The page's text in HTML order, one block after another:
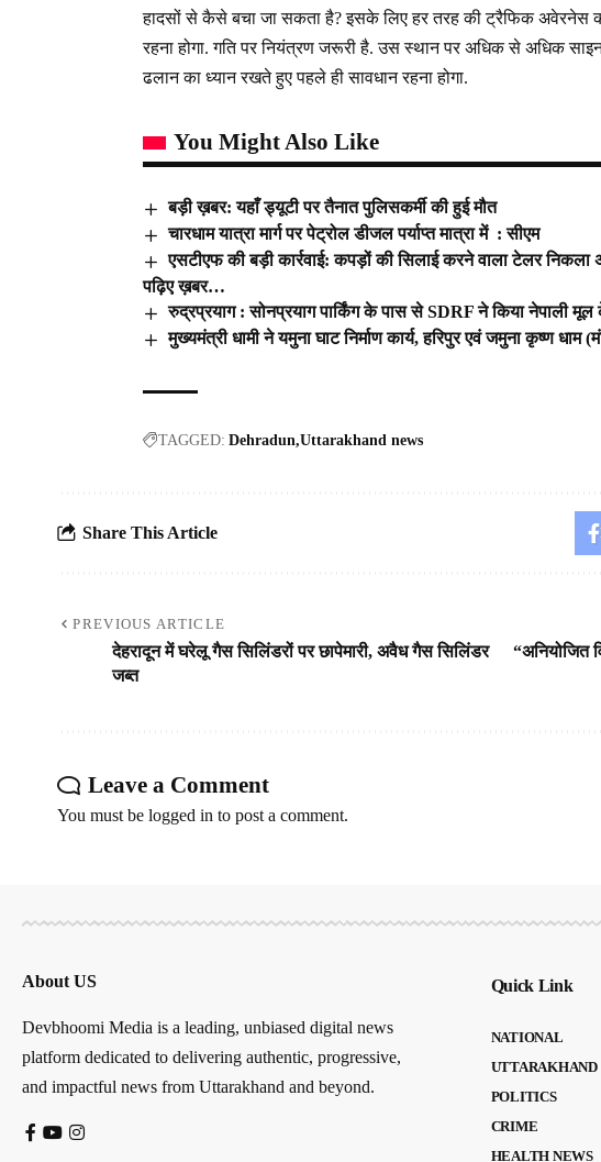
हादसों से कैसे बचा जा सकता है? इसके लिए हर तरह की ट्रैफिक अवेरनेस
रहना होगा. गति पर नियंत्रण जरूरी है. उस स्थान पर अधिक से अधिक साइन
ढलान का ध्यान रखते हुए पहले ही सावधान रहना होगा.
You Might Also Like
बड़ी ख़बर: यहाँ ड्यूटी पर तैनात पुलिसकर्मी की हुई मौत
चारधाम यात्रा मार्ग पर पेट्रोल डीजल पर्याप्त मात्रा में : सीएम
एसटीएफ की बड़ी कार्रवाई: कपड़ों की सिलाई करने वाला टेलर
पढ़िए ख़बर…
रुद्रप्रयाग : सोनप्रयाग पार्किंग के पास से SDRF ने किया नेपाली मूल
मुख्यमंत्री धामी ने यमुना घाट निर्माण कार्य, हरिपुर एवं जमुना कृष्ण धाम
TAGGED: Dehradun Uttarakhand news
Share This Article
PREVIOUS ARTICLE
देहरादून में घरेलू गैस सिलिंडरों पर छापेमारी, अवैध गैस सिलिंडर
जब्त
“अनियोजित
Leave a Comment
You must be logged in to post a comment.
About US
Devbhoomi Media is a leading, unbiased digital news
platform dedicated to delivering authentic, progressive,
and impactful news from Uttarakhand and beyond.
Quick Link
NATIONAL
UTTARAKHAND
POLITICS
CRIME
HEALTH NEWS